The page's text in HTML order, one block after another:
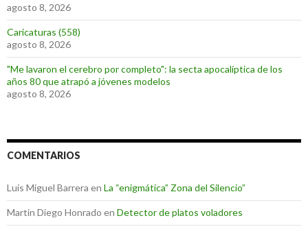
agosto 8, 2026
Caricaturas (558)
agosto 8, 2026
"Me lavaron el cerebro por completo": la secta apocalíptica de los
años 80 que atrapó a jóvenes modelos
agosto 8, 2026
COMENTARIOS
Luis Miguel Barrera en La “enigmática” Zona del Silencio”
Martin Diego Honrado en Detector de platos voladores